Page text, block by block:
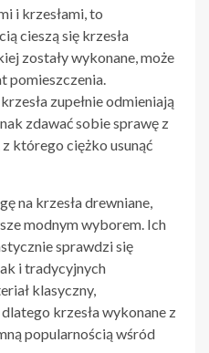
i krzesłami, to
cieszą się krzesła
zostały wykonane, może
pomieszczenia.
zupełnie odmieniają
zdawać sobie sprawę z
którego ciężko usunąć
na krzesła drewniane,
modnym wyborem. Ich
sprawdzi się
i tradycyjnych
klasyczny,
krzesła wykonane z
popularnością wśród